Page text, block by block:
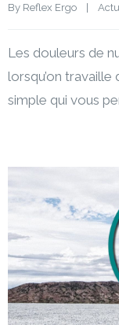
By Reflex Ergo |
Les douleurs de
lorsqu’on travaille
simple qui vous